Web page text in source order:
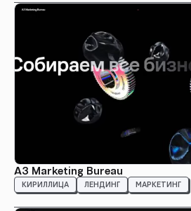
А3 Marketing Bureau
КИРИЛЛИЦА ЛЕНДИНГ МАРКЕТИНГ